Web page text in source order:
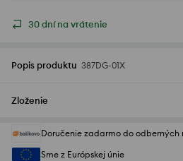
30 dní na vrátenie
Popis produktu 387DG-01X
Zloženie
Doručenie zadarmo do odberných
Sme z Európskej únie